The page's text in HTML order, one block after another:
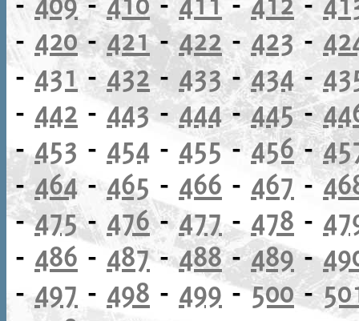
- 420-421-422 - 423-
- 431 -432- 433-434-
- 442 -443-444-445-
-453 - 454 - 455-456-
-464-465 - 466 - 467-
-475- 476-477- 478 -
- 486 - 487-488-489-
-497 - 498 - 499-500-